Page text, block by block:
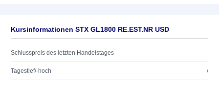
Kursinformationen STX GL1800 RE.EST.NR USD
Schlusspreis des letzten Handelstages
Tagestief/-hoch /